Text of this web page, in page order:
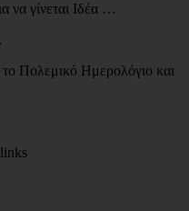
να γίνεται Ιδέα …
Πολεμικό Ημερολόγιο και